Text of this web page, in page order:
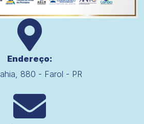
Endereço:
880 - Farol - PR